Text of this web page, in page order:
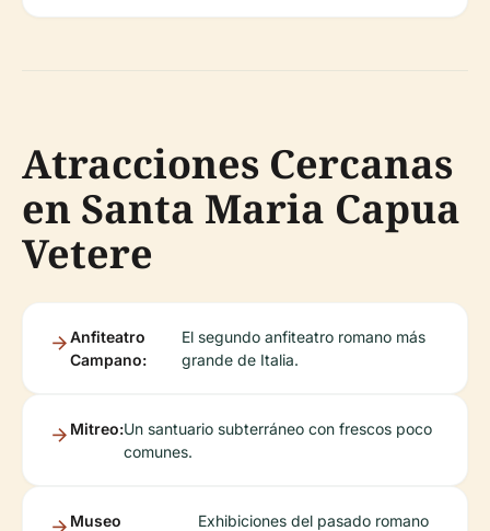
Atracciones Cercanas
en Santa Maria Capua
Vetere
Anfiteatro
Campano:
El segundo anfiteatro romano más
grande de Italia.
Mitreo:Un santuario subterráneo con frescos poco
comunes.
Museo
Exhibiciones del pasado romano